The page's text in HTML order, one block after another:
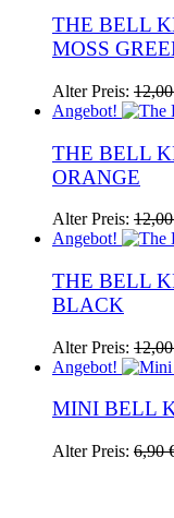
THE BELL
OSS GREEN
Alter Preis:
Angebot!
THE BELL
RANGE
Alter Preis:
Angebot!
THE BELL
LACK
Alter Preis:
Angebot!
MINI BELL
Alter Preis: 6,90